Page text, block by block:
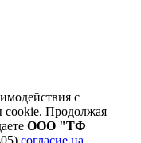
с
cookie. Продолжая
ООО "ТФ
согласие на